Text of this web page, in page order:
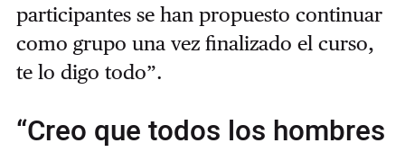
participantes se han propuesto continuar
como grupo una vez finalizado el curso,
te lo digo todo”.
“Creo que todos los hombres